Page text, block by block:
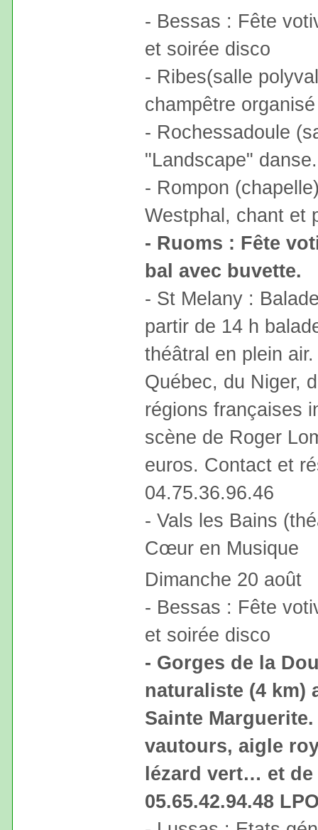
- Bessas : Fête
et soirée disco
- Ribes(salle
champêtre
- Rochessadoule
"Landscape"
- Rompon
Westphal, chant et
- Ruoms : Fête
bal avec buvette.
- St Melany :
partir de 14 h
théâtral en plein
Québec, du Niger,
régions françaises
scène de Roger
euros. Contact et
04.75.36.96.46
- Vals les Bains
Cœur en Musique
Dimanche 20 août
- Bessas : Fête
et soirée disco
- Gorges de la
naturaliste (4 km)
Sainte
vautours, aigle
lézard vert… et de
05.65.42.94.48